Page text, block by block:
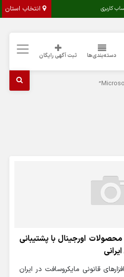
انتخاب استان کاربری
دسته‌بندی‌ها ثبت آگهی رایگان
محصولات اورجینال با پشتیبانی
قانونی مایکروسافت در ایران